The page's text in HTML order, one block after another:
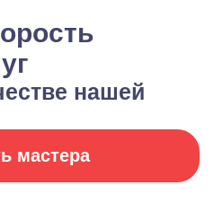
нашей
мастера